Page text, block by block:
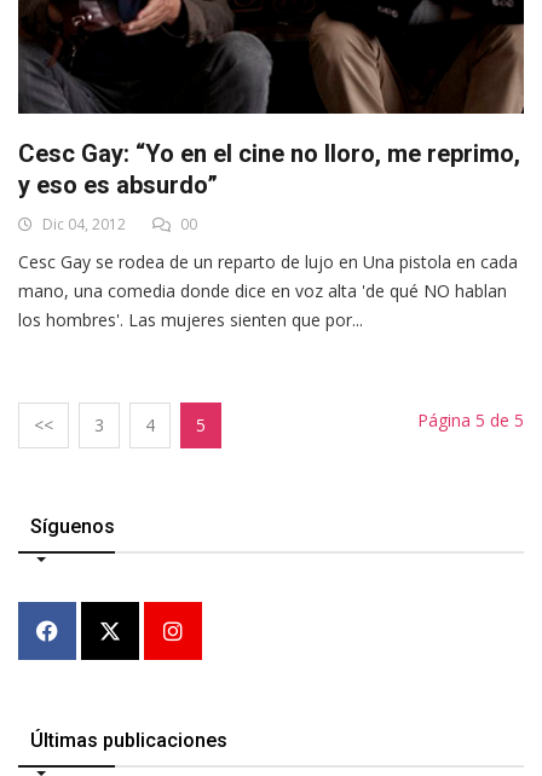
Cesc Gay: “Yo en el cine no lloro, me reprimo,
y eso es absurdo”
Dic 04, 2012 00
Cesc Gay se rodea de un reparto de lujo en Una pistola en cada
mano, una comedia donde dice en voz alta 'de qué NO hablan
los hombres'. Las mujeres sienten que por...
<< 3 4 5 Página 5 de 5
Síguenos
Últimas publicaciones